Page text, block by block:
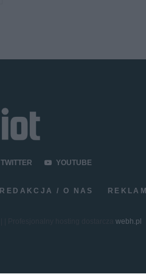
TWITTER YOUTUBE
REDAKCJA / O NAS
webh.pl